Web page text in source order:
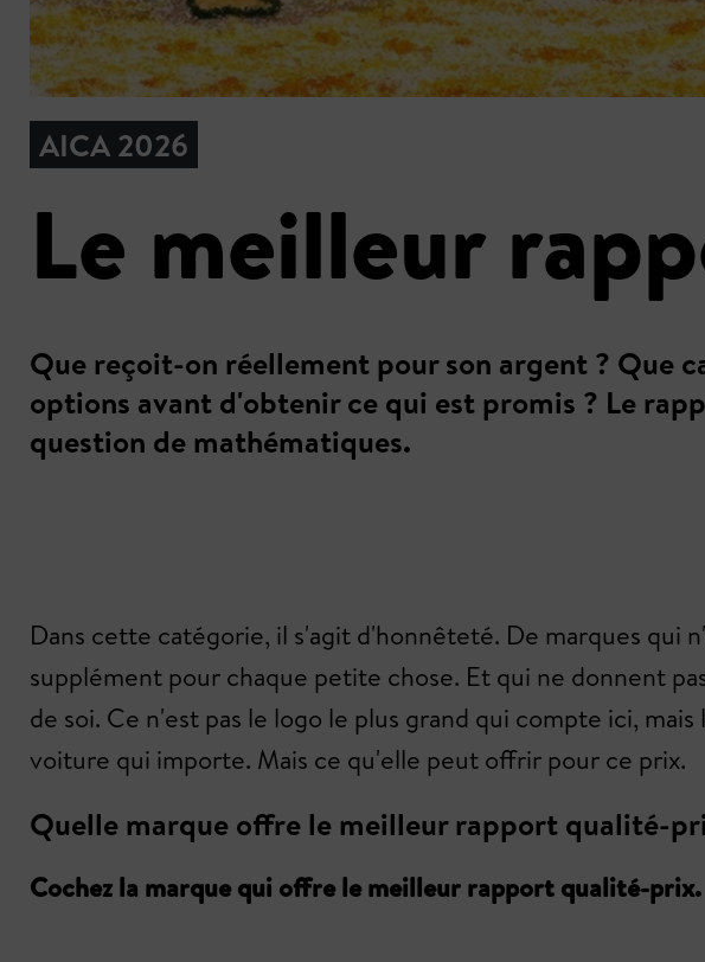
AICA 2026
Le meilleur
Que reçoit-on réellement pour son argent ? Que
options avant d'obtenir ce qui est promis ? Le
question de mathématiques.
Dans cette catégorie, il s'agit d'honnêteté. De marques qui
supplément pour chaque petite chose. Et qui ne donnent
de soi. Ce n'est pas le logo le plus grand qui compte ici,
voiture qui importe. Mais ce qu'elle peut offrir pour ce prix.
Quelle marque offre le meilleur rapport qualité-
Cochez la marque qui offre le meilleur rapport qualité-prix.